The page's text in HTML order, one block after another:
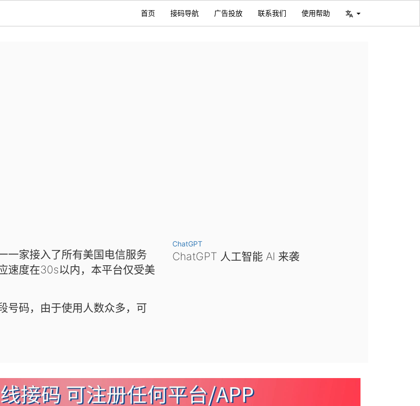
首页 接码导航 广告投放 联系我们 使用帮助
一家接入了所有美国电信服务
速度在30s以内，本平台仅受美
号码，由于使用人数众多，可
ChatGPT
ChatGPT 人工智能 AI 来袭